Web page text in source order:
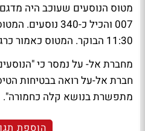
007 והכיל כ-340
11:30 הבוקר. המטוס כאמור כרגע בדרכו חזרה ארצה.
מחברת אל- על נמסר כי
חברת אל-על רואה בבטיחות
מתפשרת בנושא קלה כחמורה".